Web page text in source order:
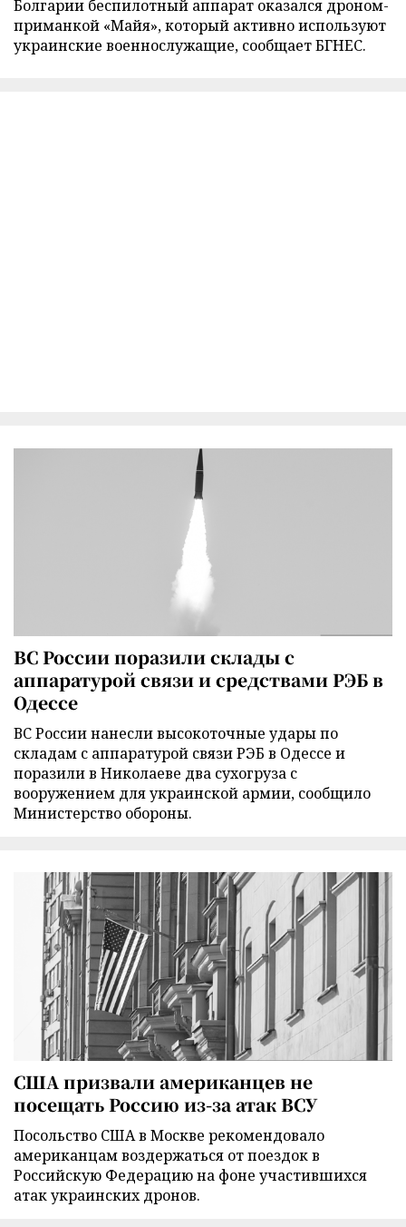
Болгарии беспилотный аппарат оказался дроном-
приманкой «Майя», который активно используют
украинские военнослужащие, сообщает БГНЕС.
ВС России поразили склады с
аппаратурой связи и средствами РЭБ в
Одессе
ВС России нанесли высокоточные удары по
складам с аппаратурой связи РЭБ в Одессе и
поразили в Николаеве два сухогруза с
вооружением для украинской армии, сообщило
Министерство обороны.
США призвали американцев не
посещать Россию из-за атак ВСУ
Посольство США в Москве рекомендовало
американцам воздержаться от поездок в
Российскую Федерацию на фоне участившихся
атак украинских дронов.